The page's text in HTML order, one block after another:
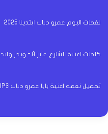
نغمات البوم عمرو دياب ابتدينا 2025
كلمات اغنية الشارع عايز A - ويجز وليجي-سي 2026
تحميل نغمة اغنية بابا عمرو دياب MP3